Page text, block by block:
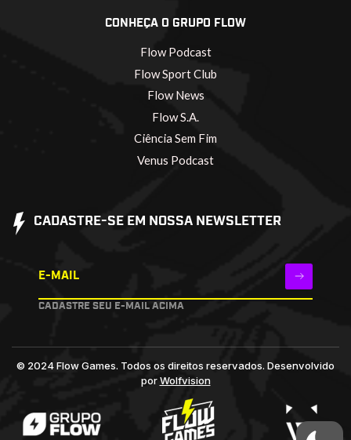
CONHEÇA O GRUPO FLOW
Flow Podcast
Flow Sport Club
Flow News
Flow S.A.
Ciência Sem Fim
Venus Podcast
CADASTRE-SE EM NOSSA NEWSLETTER
E-MAIL
CADASTRE SEU E-MAIL ACIMA
© 2024 Flow Games. Todos os direitos reservados. Desenvolvido
porWolfvision